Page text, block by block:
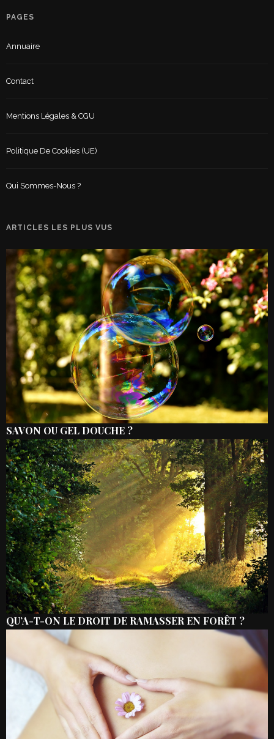
PAGES
Annuaire
Contact
Mentions Légales & CGU
Politique De Cookies (UE)
Qui Sommes-Nous ?
ARTICLES LES PLUS VUS
SAVON OU GEL DOUCHE ?
QU’A-T-ON LE DROIT DE RAMASSER EN FORÊT ?